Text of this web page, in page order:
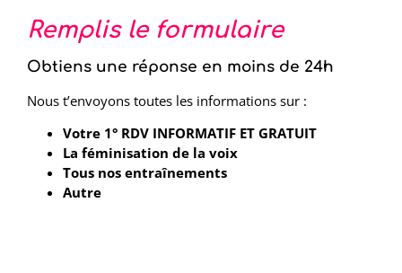
Remplis le formulaire
Obtiens une réponse en moins de 24h
Nous t’envoyons toutes les informations sur :
Votre 1° RDV INFORMATIF ET GRATUIT
La féminisation de la voix
Tous nos entraînements
Autre